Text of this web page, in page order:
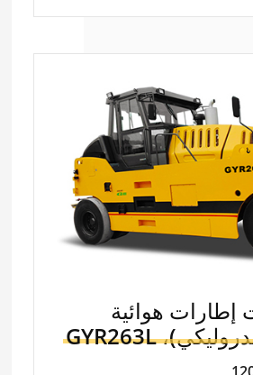
إطارات هوائية
GYR263L